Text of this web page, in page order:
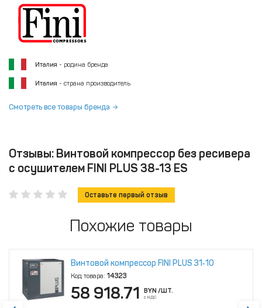
Италия - родина бренда
Италия - страна производитель
Смотреть все товары бренда
Отзывы: Винтовой компрессор без ресивера
с осушителем FINI PLUS 38-13 ES
Оставьте первый отзыв
Похожие товары
Винтовой компрессор FINI PLUS 31‑10
Код товара: 14323
58 918.71 BYN /ШТ.
с НДС